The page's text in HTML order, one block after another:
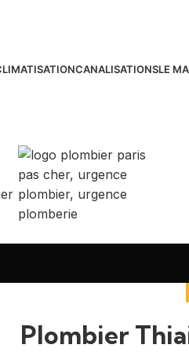
CANALISATIONSLE
Plombier